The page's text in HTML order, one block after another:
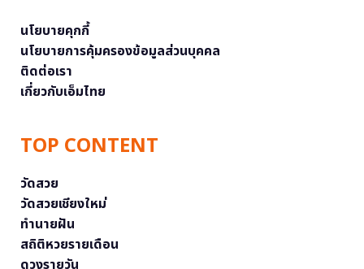
นโยบายคุกกี้
นโยบายการคุ้มครองข้อมูลส่วนบุคคล
ติดต่อเรา
เกี่ยวกับเอ็มไทย
TOP CONTENT
วัดสวย
วัดสวยเชียงใหม่
ทำนายฝัน
สถิติหวยรายเดือน
ดวงรายวัน